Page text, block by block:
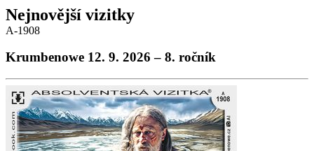
Nejnovější vizitky
A-1908
Krumbenowe 12. 9. 2026 – 8. ročník